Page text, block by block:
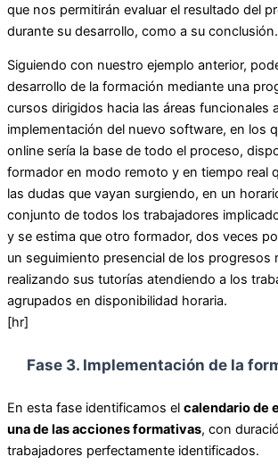
que nos permitirán evaluar el resultado del
durante su desarrollo, como a su conclusión.
Siguiendo con nuestro ejemplo anterior,
desarrollo de la formación mediante una
cursos dirigidos hacia las áreas funcionales
implementación del nuevo software, en los
online sería la base de todo el proceso,
formador en modo remoto y en tiempo real
las dudas que vayan surgiendo, en un
conjunto de todos los trabajadores
y se estima que otro formador, dos veces
un seguimiento presencial de los progresos
realizando sus tutorías atendiendo a los
agrupados en disponibilidad horaria.
[hr]
Fase 3. Implementación de la
En esta fase identificamos el calendario de
una de las acciones formativas, con
trabajadores perfectamente identificados.